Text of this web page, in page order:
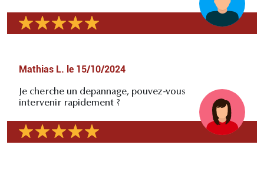
Mathias L. le 15/10/2024
Je cherche un depannage, pouvez-vous
intervenir rapidement ?